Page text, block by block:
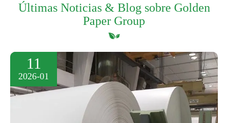
Últimas Noticias & Blog sobre Golden
Paper Group
11
2026-01